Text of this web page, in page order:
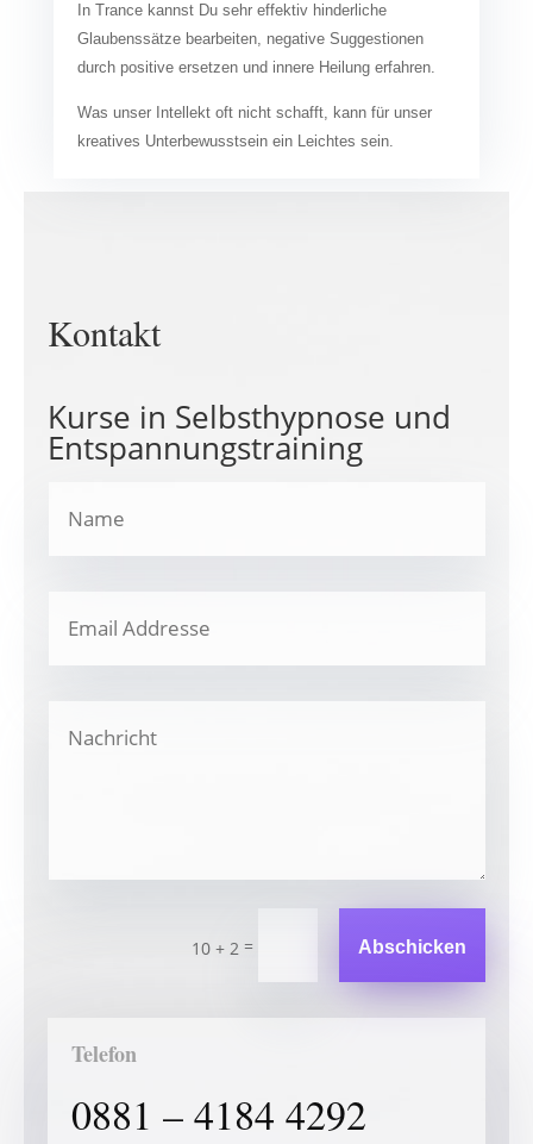
In Trance kannst Du sehr effektiv hinderliche
Glaubenssätze bearbeiten, negative Suggestionen
durch positive ersetzen und innere Heilung erfahren.
Was unser Intellekt oft nicht schafft, kann für unser
kreatives Unterbewusstsein ein Leichtes sein.
Kontakt
Kurse in Selbsthypnose und
Entspannungstraining
10 + 2 = Abschicken
Telefon
0881 – 4184 4292